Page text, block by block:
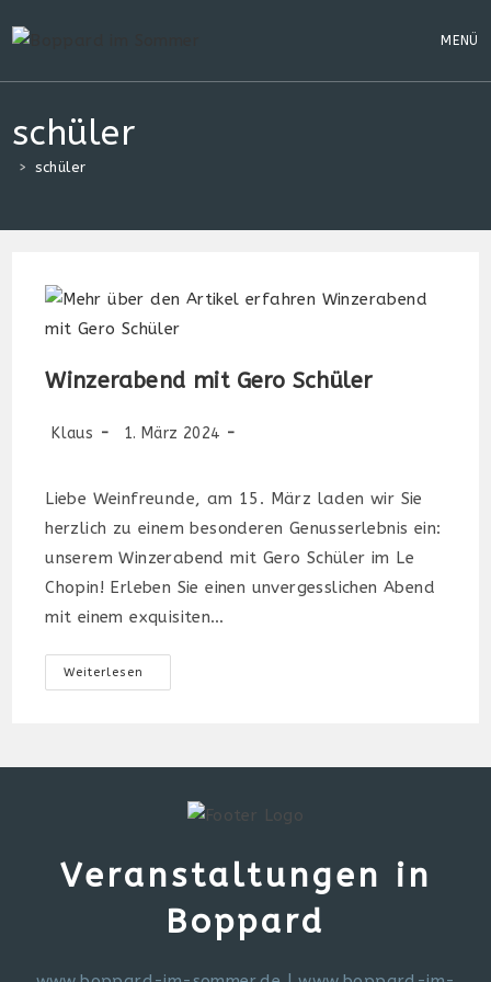
Inhalt
MENÜ
schüler
> schüler
Winzerabend mit Gero Schüler
Beitrags-
Klaus
Beitrag
1. März 2024
Liebe Weinfreunde, am 15. März laden wir Sie
herzlich zu einem besonderen Genusserlebnis ein:
unserem Winzerabend mit Gero Schüler im Le
Chopin! Erleben Sie einen unvergesslichen Abend
mit einem exquisiten…
Weiterlesen
Mit
Veranstaltungen in
Boppard